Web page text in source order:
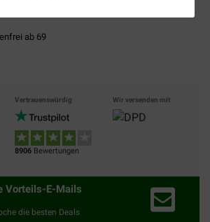
ab 69
Vertrauenswürdig
8906 Bewertungen
Wir versenden mit
Vorteils-E-Mails
die besten Deals